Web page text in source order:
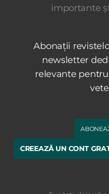
importante
Abonații
newsletter
relevante
CREEAZĂ UN CONT